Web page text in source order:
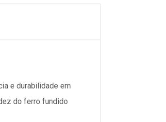
e durabilidade em
do ferro fundido